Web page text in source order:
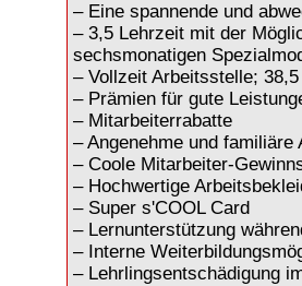
– Eine spannende und
– 3,5 Lehrzeit mit der
sechsmonatigen
– Vollzeit Arbeitsstelle;
– Prämien für gute
– Mitarbeiterrabatte
– Angenehme und familiäre
– Coole Mitarbeiter-
– Hochwertige
– Super s'COOL Card
– Lernunterstützung
– Interne
– Lehrlingsentschädigung